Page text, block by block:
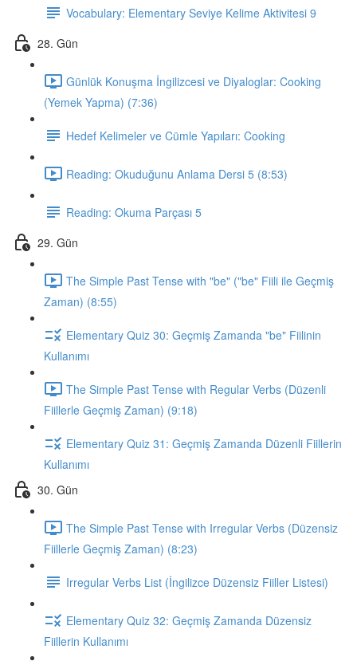
Vocabulary: Elementary Seviye Kelime Aktivitesi 9
28. Gün
Günlük Konuşma İngilizcesi ve Diyaloglar: Cooking
(Yemek Yapma) (7:36)
Hedef Kelimeler ve Cümle Yapıları: Cooking
Reading: Okuduğunu Anlama Dersi 5 (8:53)
Reading: Okuma Parçası 5
29. Gün
The Simple Past Tense with "be" ("be" Fiili ile Geçmiş
Zaman) (8:55)
Elementary Quiz 30: Geçmiş Zamanda "be" Fiilinin
Kullanımı
The Simple Past Tense with Regular Verbs (Düzenli
Fiillerle Geçmiş Zaman) (9:18)
Elementary Quiz 31: Geçmiş Zamanda Düzenli Fiillerin
Kullanımı
30. Gün
The Simple Past Tense with Irregular Verbs (Düzensiz
Fiillerle Geçmiş Zaman) (8:23)
Irregular Verbs List (İngilizce Düzensiz Fiiller Listesi)
Elementary Quiz 32: Geçmiş Zamanda Düzensiz
Fiillerin Kullanımı